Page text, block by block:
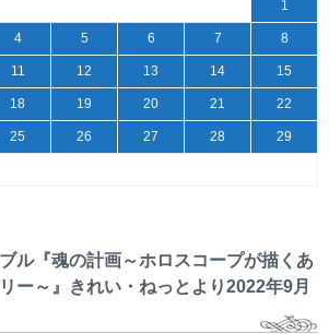
1
4 5 6 7 8
11 12 13 14 15
18 19 20 21 22
25 26 27 28 29
ル『魂の計画～ホロスコープが描くあ
ー～』きれい・ねっとより2022年9月